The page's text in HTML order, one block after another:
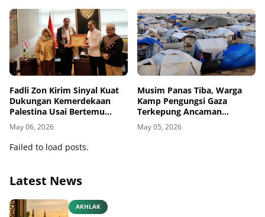
Fadli Zon Kirim Sinyal Kuat
Dukungan Kemerdekaan
Palestina Usai Bertemu
Delegasi di Kemenbud
May 06, 2026
Musim Panas Tiba, Warga
Kamp Pengungsi Gaza
Terkepung Ancaman
Penyakit Kulit
May 05, 2026
Failed to load posts.
Latest News
AKHLAK